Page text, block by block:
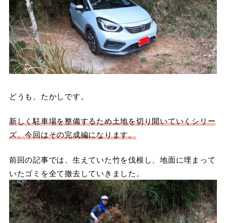
どうも、たかしです。
新しく駐車場を整備するため土地を切り開いていくシリー
ズ、今回はその完成編になります。
前回の記事では、生えていた竹を伐根し、地面に埋まって
いたゴミを全て撤去していきました。